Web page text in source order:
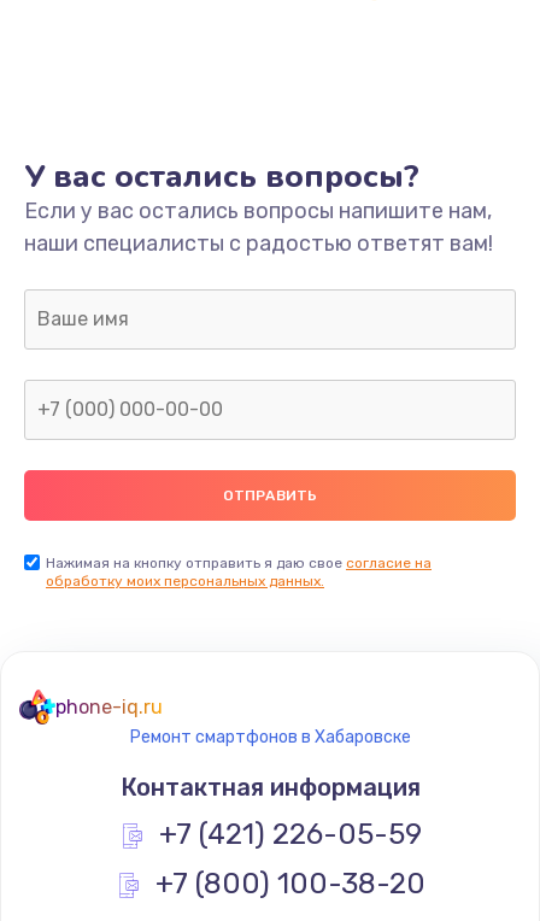
Не включается
1400 руб.
Заказать
Нет звука
800 руб.
Не видит флешку
400 руб.
Заказать
900 руб.
Заказать
У вас остались вопросы?
Если у вас остались вопросы напишите нам,
наши специалисты с радостью ответят вам!
Нажимая на кнопку отправить я даю свое согласие на
обработку моих персональных данных.
phone-iq.ru
Ремонт смартфонов в Хабаровске
Контактная информация
+7 (421) 226-05-59
+7 (800) 100-38-20